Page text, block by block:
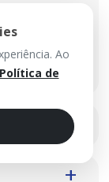
Ao
Política de